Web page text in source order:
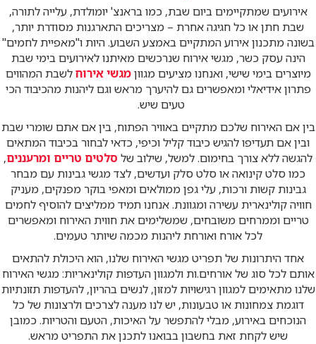
אירועים שמתקיימים ביום שבת, כמו בראנצ' יומולדת, עלייה לתורה,
שבת חתן או כל חגיגה אחרת – מצריכים התארגנות מסודרת יותר,
בשונה מתכנון אירוע המתקיים באמצע השבוע. היות ו"מאפיית לחמים"
הינה עסק כשר, מגשי אירוח שנרכשים מאיתנו לאירועים בימי שבת
מיוצרים בימי שישי, ואנחנו מציעים מגווןמגשי אירוחלשבת המהווים
פתרון אידיאלי ומאפשרים גם להיערך מראש וגם ליהנות מהכיבוד הכי
טעים שיש.
בין אם האירוח שלכם מתקיים באוויר הפתוח, בין אם אתם שומרי שבת
ובין אם תעדיפו להגיש כיבוד קליל וכיפי, כדאי לבחור בכיבוד המתאים
להגשה ללא צורך בחימום. למשל, שילוב של סלטים טריים ומרעננים,
כמו סלט קינואה או סלט סלק ועדשים, לצד מגשי גבינות עם מבחר
גבינות קשות ורכות, עלי גפן ממולאים ומאפי בוקר מפנקים, מעניק
חוויה קולינארית עשירה ומגוונת. אנחנו תמיד ממליצים להוסיף לחמים
טריים וממרחים משובחים, שמשלימים את חווית האירוח ומאפשרים
לכל אורח ואורחת ליהנות מכמה שיותר טעמים.
אחד היתרונות של תפריט מגשי האירוח שלנו, הוא היכולת להתאים
אותם לכל סוג של אורחים.ות ולמגוון העדפות קולינאריות: מגשי האירוח
שלנו מתאימים למגוון רגישויות למזון, לנשים בהריון, להעדפות תזונתיות
דוגמת צמחונות או טבעונות, יש לנו מענה לצרכים ולרצונות של כל
הנוכחים באירוע, מבלי להתפשר על האיכות, הטעם והטריות. כמובן
שיש לקחת זאת בחשבון בבואנו לתכנן את התפריט מראש.